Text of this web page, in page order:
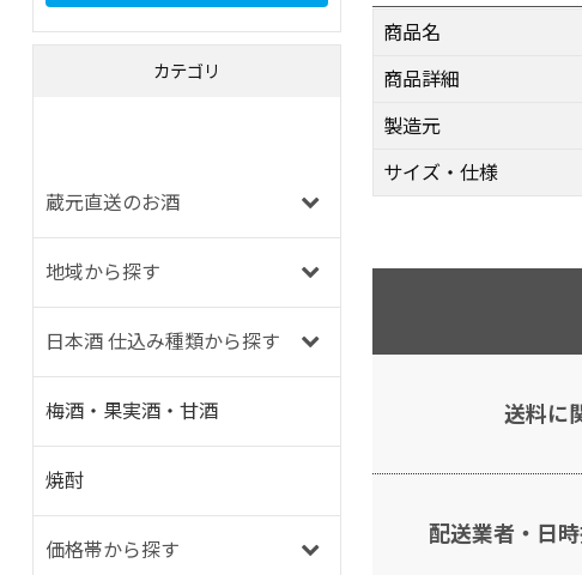
カテゴリ
蔵元直送のお酒
地域から探す
日本酒 仕込み種類から探す
梅酒・果実酒・甘酒
焼酎
価格帯から探す
商品名
商品詳細
製造元
サイズ・仕様
送料に
配送業者・日